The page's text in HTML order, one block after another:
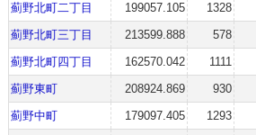
薊野北町二丁目
199057.105 1328
薊野北町三丁目
213599.888 578
薊野北町四丁目
162570.042 1111
薊野東町
208924.869 930
薊野中町
179097.405 1293